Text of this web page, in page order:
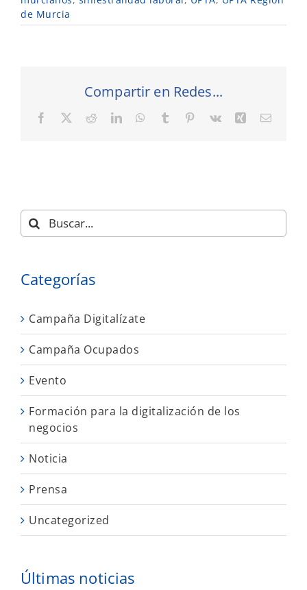
de Murcia
Compartir en Redes...
Facebook RedditLinkedInWhatsApp
Tumblr Pinterest
Vk XingCorreo
Buscar:
Categorías
Campaña Digitalízate
Campaña Ocupados
Evento
Formación para la digitalización de los
negocios
Noticia
Prensa
Uncategorized
Últimas noticias